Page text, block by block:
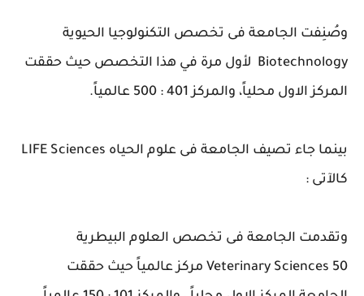
وصُنِفت الجامعة فى تخصص التكنولوجيا الحيوية
Biotechnology لأول مرة في هذا التخصص حيث حققت
المركز الاول محلياً، والمركز 401 : 500 عالمياً.
بينما جاء تصيف الجامعة فى علوم الحياه LIFE Sciences
كالآتى :
وتقدمت الجامعة فى تخصص العلوم البيطرية
Veterinary Sciences 50 مركز عالمياً حيث حققت